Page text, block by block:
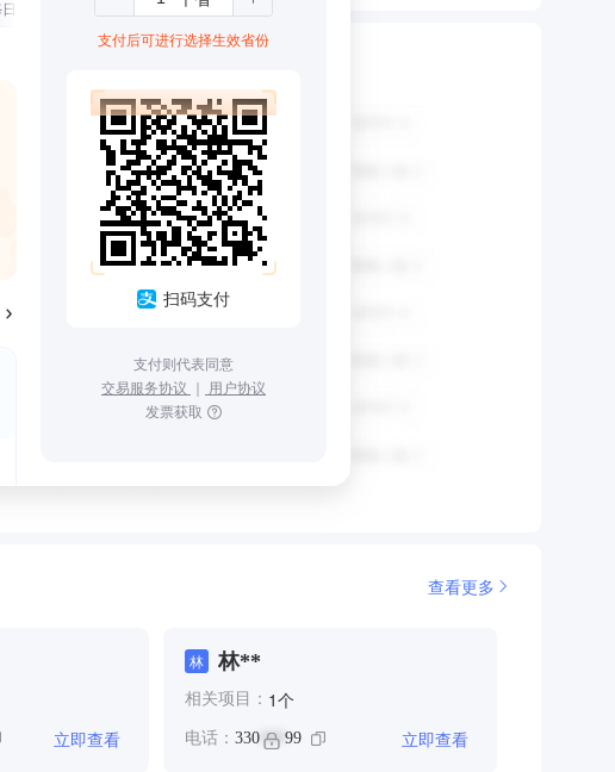
仅1.08元
支付后可进行选择生效省份
扫码支付
支付则代表同意
交易服务协议 ｜ 用户协议
发票获取
查看更多
立即查看
林 林**
相关项目： 1个
电话： 330*** 99 立即查看